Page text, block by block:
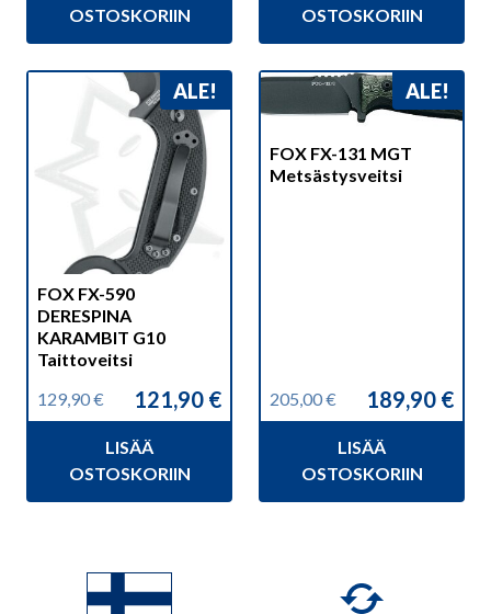
89,90 €.
77,00 €.
OSTOSKORIIN
239,00 €.
229,00 €.
OSTOSKORIIN
ALE!
FOX FX-590
DERESPINA
KARAMBIT G10
Taittoveitsi
129,90€
Alkuperäinen
hinta
129,90 €.
121,90 €
Nykyinen
hinta
121,90 €.
LISÄÄ
OSTOSKORIIN
ALE!
FOX FX-131 MGT
Metsästysveitsi
205,00€
Alkuperäinen
hinta
205,00 €.
189,90 €
Nykyinen
hinta
189,90 €.
LISÄÄ
OSTOSKORIIN